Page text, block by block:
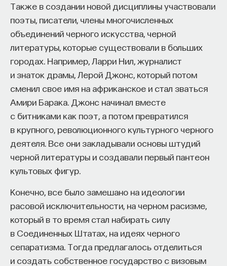
Также в создании новой дисциплины участвовали
поэты, писатели, члены многочисленных
объединений черного искусства, черной
литературы, которые существовали в больших
городах. Например, Ларри Нил, журналист
и знаток драмы, Лерой Джонс, который потом
сменил свое имя на африканское и стал зваться
Амири Барака. Джонс начинал вместе
с битниками как поэт, а потом превратился
в крупного, революционного культурного черного
деятеля. Все они закладывали основы штудий
черной литературы и создавали первый пантеон
культовых фигур.
Конечно, все было замешано на идеологии
расовой исключительности, на черном расизме,
который в то время стал набирать силу
в Соединенных Штатах, на идеях черного
сепаратизма. Тогда предлагалось отделиться
и создать собственное государство с визовым
Внеси свой вклад в дело
просвещения!
ПОДДЕРЖАТЬ ПОСТНАУКУ